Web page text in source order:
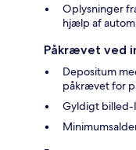
Oplysninger
hjælp af
Påkrævet ved
Depositum
påkrævet for
Gyldigt